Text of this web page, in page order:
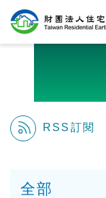
RSS訂閱
全部